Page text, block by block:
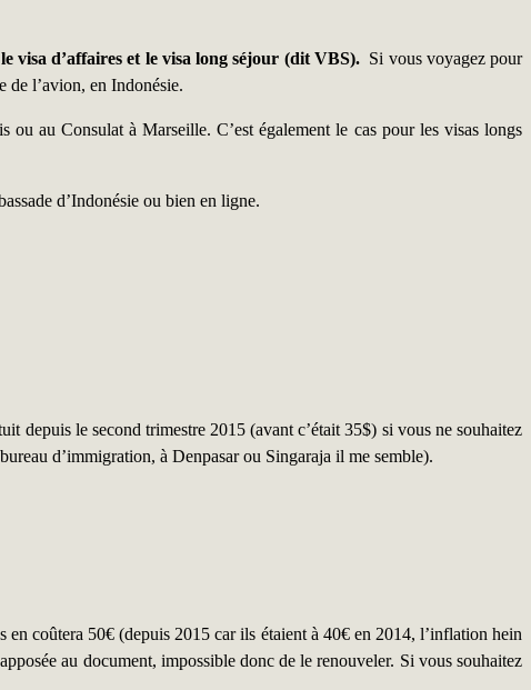
visa d’affaires et le visa long séjour (dit VBS). Si vous voyagez pour
de l’avion, en Indonésie.
au Consulat à Marseille. C’est également le cas pour les visas longs
d’Indonésie ou bien en ligne.
depuis le second trimestre 2015 (avant c’était 35$) si vous ne souhaitez
d’immigration, à Denpasar ou Singaraja il me semble).
coûtera 50€ (depuis 2015 car ils étaient à 40€ en 2014, l’inflation hein
au document, impossible donc de le renouveler. Si vous souhaitez